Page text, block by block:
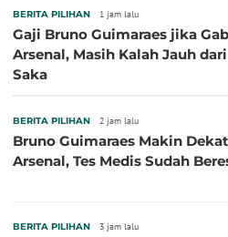
BERITA PILIHAN 1 jam lalu
Gaji Bruno Guimaraes jika
Arsenal, Masih Kalah Jauh
Saka
BERITA PILIHAN 2 jam lalu
Bruno Guimaraes Makin
Arsenal, Tes Medis Sudah
BERITA PILIHAN 3 jam lalu